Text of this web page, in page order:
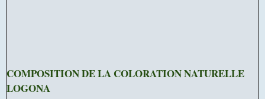
COMPOSITION DE LA COLORATION NATURELLE
LOGONA